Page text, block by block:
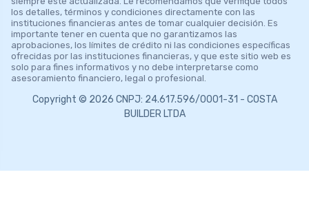
los detalles, términos y condiciones directamente con las
instituciones financieras antes de tomar cualquier decisión. Es
importante tener en cuenta que no garantizamos las
aprobaciones, los límites de crédito ni las condiciones específicas
ofrecidas por las instituciones financieras, y que este sitio web es
solo para fines informativos y no debe interpretarse como
asesoramiento financiero, legal o profesional.
Copyright © 2026 CNPJ: 24.617.596/0001-31 - COSTA
BUILDER LTDA